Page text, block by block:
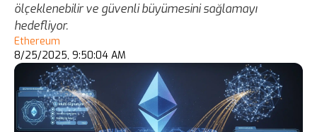
ölçeklenebilir ve güvenli büyümesini sağlamayı
hedefliyor.
Ethereum
8/25/2025, 9:50:04 AM